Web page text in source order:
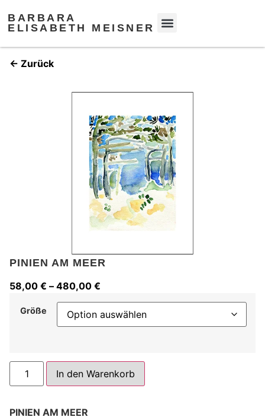
BARBARA
ELISABETH MEISNER
← Zurück
PINIEN AM MEER
58,00 € – 480,00 €
Größe
In den Warenkorb
PINIEN AM MEER